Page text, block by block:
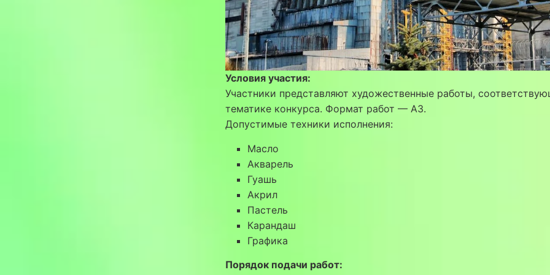
Условия участия:
Участники представляют художественные работы,
тематике конкурса. Формат работ — А3.
Допустимые техники исполнения:
Масло
Акварель
Гуашь
Акрил
Пастель
Карандаш
Графика
Порядок подачи работ: